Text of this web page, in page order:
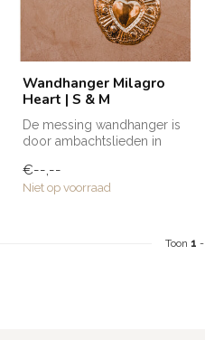
Wandhanger Milagro
Heart | S & M
De messing wandhanger is
door ambachtslieden in
vervaardigd....
€--,--
Niet op voorraad
Toon 1 -